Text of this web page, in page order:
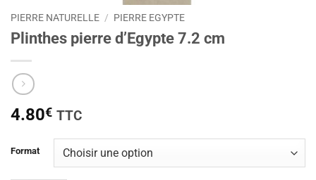
PIERRE NATURELLE / PIERRE EGYPTE
Plinthes pierre d’Egypte 7.2 cm
4.80€ TTC
Format